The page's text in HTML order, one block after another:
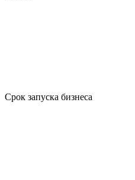
Срок запуска бизнеса